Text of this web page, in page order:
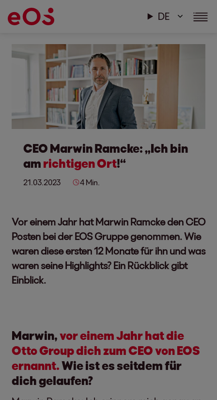
DE
CEO Marwin Ramcke: „Ich bin
am richtigen Ort!“
21.03.2023 4 Min.
Vor einem Jahr hat Marwin Ramcke den CEO
Posten bei der EOS Gruppe genommen. Wie
waren diese ersten 12 Monate für ihn und was
waren seine Highlights? Ein Rückblick gibt
Einblick.
Marwin,vor einem Jahr hat die
Otto Group dich zum CEO von EOS
ernannt.Wie ist es seitdem für
dich gelaufen?